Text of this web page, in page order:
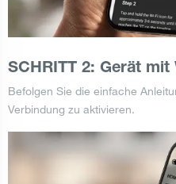
SCHRITT 2: Gerät mit
Befolgen Sie die einfache
Verbindung zu aktivieren.